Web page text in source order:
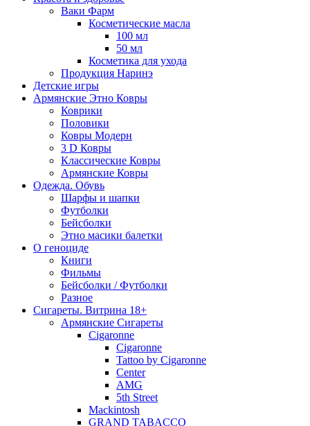
Ваки Фарм
Косметические масла
100 мл
50 мл
Косметика для ухода
Продукция Наринэ
Детские игры
Армянские Этно Ковры
Коврики
Половики
Ковры Модерн
3 D Ковры
Классические Ковры
Армянские Ковры
Одежда. Обувь
Шарфы и шапки
Футболки
Бейсболки
Этно масики балетки
О геноциде
Книги
Фильмы
Бейсболки / Футболки
Разное
Сигареты. Витрина 18+
Армянские Сигареты
Cigaronne
Cigaronne
Tattoo by Cigaronne
Center
AMG
5th Street
Mackintosh
GRAND TABACCO